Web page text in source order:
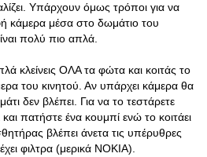
Υπάρχουν όμως τρόποι για να
κάμερα μέσα στο δωμάτιο του
πολύ πιο απλά.
κλείνεις ΟΛΑ τα φώτα και κοιτάς το
του κινητού. Αν υπάρχει κάμερα θα
δεν βλέπει. Για να το τεστάρετε
πατήστε ένα κουμπί ενώ το κοιτάει
βλέπει άνετα τις υπέρυθρες
φιλτρα (μερικά ΝΟΚΙΑ).